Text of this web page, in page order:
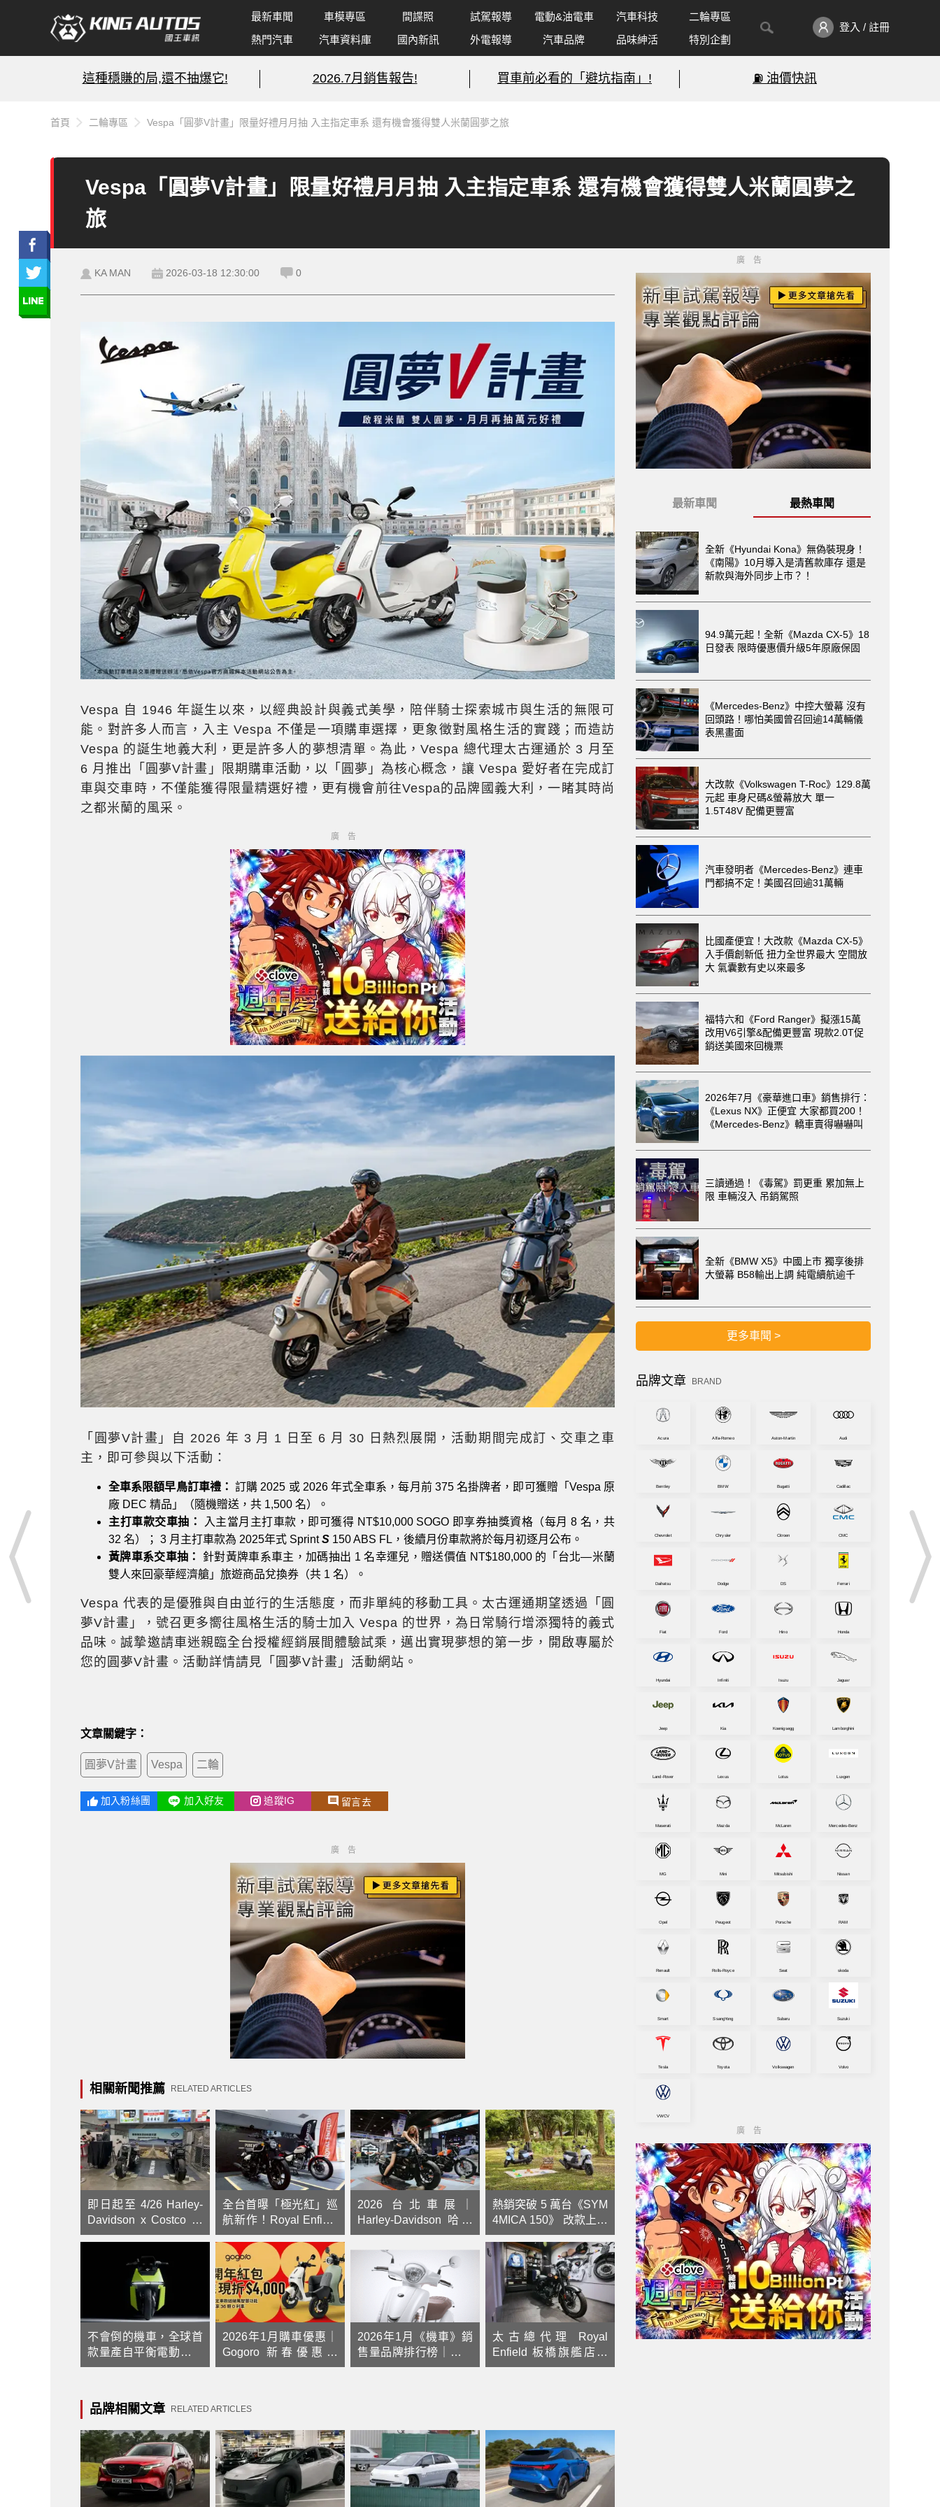
最新車聞 車模專區 間諜照 試駕報導 電動&油電車 汽車科技
二輪專區
熱門汽車
汽車資料庫 國內新訊 外電報導 汽車品牌 品味紳活 特別企劃
登入 / 註冊
這種穩賺的局,還不抽爆它! 2026.7月銷售報告! 買車前必看的「避坑指南」! ⛽️ 油價快訊
首頁 二輪專區 Vespa「圓夢V計畫」限量好禮月月抽 入主指定車系 還有機會獲得雙人米蘭圓夢之旅
Vespa「圓夢V計畫」限量好禮月月抽 入主指定車系 還有機會獲得雙人米蘭圓夢之
旅
KA MAN 2026-03-18 12:30:00 0
Vespa 自 1946 年誕生以來，以經典設計與義式美學，陪伴騎士探索城市與生活的無限可
能。對許多人而言，入主 Vespa 不僅是一項購車選擇，更象徵對風格生活的實踐；而造訪
Vespa 的誕生地義大利，更是許多人的夢想清單。為此，Vespa 總代理太古運通於 3 月至
6 月推出「圓夢V計畫」限期購車活動，以「圓夢」為核心概念，讓 Vespa 愛好者在完成訂
車與交車時，不僅能獲得限量精選好禮，更有機會前往Vespa的品牌國義大利，一睹其時尚
之都米蘭的風采。
廣告
「圓夢V計畫」自 2026 年 3 月 1 日至 6 月 30 日熱烈展開，活動期間完成訂、交車之車
主，即可參與以下活動：
全車系限額早鳥訂車禮： 訂購 2025 或 2026 年式全車系，每月前 375 名掛牌者，即可獲贈「Vespa 原
廠 DEC 精品」（隨機贈送，共 1,500 名）。
主打車款交車抽：
入主當月主打車款，即可獲得 NT$10,000 SOGO 即享券抽獎資格（每月 8 名，共
32 名）； 3 月主打車款為 2025年式 SprintS 150 ABS FL，後續月份車款將於每月初逐月公布。
黃牌車系交車抽：
針對黃牌車系車主，加碼抽出 1 名幸運兒，贈送價值 NT$180,000 的「台北—米蘭
雙人來回豪華經濟艙」旅遊商品兌換券（共 1 名）。
Vespa 代表的是優雅與自由並行的生活態度，而非單純的移動工具。太古運通期望透過「圓
夢V計畫」，號召更多嚮往風格生活的騎士加入 Vespa 的世界，為日常騎行增添獨特的義式
品味。誠摯邀請車迷親臨全台授權經銷展間體驗試乘，邁出實現夢想的第一步，開啟專屬於
您的圓夢V計畫。活動詳情請見「圓夢V計畫」活動網站。
文章關鍵字：
圓夢V計畫 Vespa 二輪
加入粉絲團 加入好友 追蹤IG 留言去
廣告
相關新聞推薦 RELATED ARTICLES
即日起至 4/26 Harley-
Davidson x Costco 特
展 傳奇再臨！全台四店
全台首曝「極光紅」巡
航新作！Royal Enfield
Meteor 350 新色首次公
開6/1(一) ~ 6/14(日) 品
牌展示會限時進駐林口
三井OUTLET
2026 台北車展｜
Harley-Davidson 哈雷
重機 特別展出 6 款精選
車款
熱銷突破 5 萬台《SYM
4MICA 150》 改款上市
新色亮相 油耗再進化
不會倒的機車，全球首
款量產自平衡電動機車
OMOWAY OMO X 正式
2026年1月購車優惠｜
Gogoro 新春優惠登
場，指定車款現折
2026年1月《機車》銷
售量品牌排行榜｜二哥
之爭白熱化，SYM 繼
太古總代理 Royal
Enfield 板橋旗艦店正
式插旗首都圈 購車與售
品牌相關文章 RELATED ARTICLES
廣告
最新車聞 最熱車聞
全新《Hyundai Kona》無偽裝現身！
《南陽》10月導入是清舊款庫存 還是
新款與海外同步上市？！
94.9萬元起！全新《Mazda CX-5》18
日發表 限時優惠價升級5年原廠保固
《Mercedes-Benz》中控大螢幕 沒有
回頭路！哪怕美國曾召回逾14萬輛儀
表黑畫面
大改款《Volkswagen T-Roc》129.8萬
元起 車身尺碼&螢幕放大 單一
1.5T48V 配備更豐富
汽車發明者《Mercedes-Benz》連車
門都搞不定！美國召回逾31萬輛
比國產便宜！大改款《Mazda CX-5》
入手價創新低 扭力全世界最大 空間放
大 氣囊數有史以來最多
福特六和《Ford Ranger》擬漲15萬
改用V6引擎&配備更豐富 現款2.0T促
銷送美國來回機票
2026年7月《豪華進口車》銷售排行：
《Lexus NX》正便宜 大家都買200！
《Mercedes-Benz》轎車賣得嚇嚇叫
三讀通過！《毒駕》罰更重 累加無上
限 車輛沒入 吊銷駕照
全新《BMW X5》中國上市 獨享後排
大螢幕 B58輸出上調 純電續航逾千
更多車聞 >
品牌文章 BRAND
Acura Alfa-Romeo Aston-Martin Audi
Bentley BMW Bugatti Cadillac
Chevrolet Chrysler Citroen CMC
Daihatsu Dodge DS Ferrari
Fiat Ford Hino Honda
Hyundai Infiniti Isuzu Jaguar
Jeep Kia Koenigsegg Lamborghini
Land-Rover Lexus Lotus Luxgen
Maserati Mazda McLaren Mercedes-Benz
MG Mini Mitsubishi Nissan
Opel Peugeot Porsche RAM
Renault Rolls-Royce Seat skoda
Smart SsangYong Subaru Suzuki
Tesla Toyota Volkswagen Volvo
VWCV
廣告